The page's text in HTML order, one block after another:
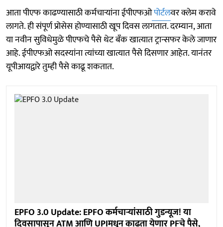
आता पीएफ काढण्यासाठी कर्मचाऱ्यांना ईपीएफओपोर्टलवर क्लेम करावे
लागते. ही संपूर्ण प्रोसेस होण्यासाठी खूप दिवस लागतात. दरम्यान, आता
या नवीन सुविधेमुळे पीएफचे पैसे थेट बँक खात्यात ट्रान्सफर केले जाणार
आहे. ईपीएफओ सदस्यांना त्यांच्या खात्यात पैसे दिसणार आहेत. यानंतर
यूपीआयद्वारे तुम्ही पैसे काढू शकतात.
EPFO 3.0 Update: EPFO कर्मचाऱ्यांसाठी गुडन्यूज! या